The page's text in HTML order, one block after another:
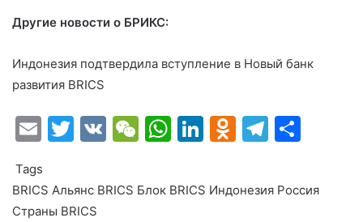
Другие новости о БРИКС:
Индонезия подтвердила вступление в Новый банк
развития BRICS
E
ai
l
T
itt
er
V
W
C
W
at
Li
k
O
n
o
T
e
gr
п
р
Tags
BRICS Альянс BRICS Блок BRICS Индонезия Россия
Страны BRICS